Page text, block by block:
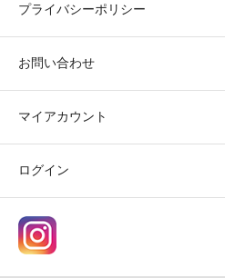
プライバシーポリシー
お問い合わせ
マイアカウント
ログイン